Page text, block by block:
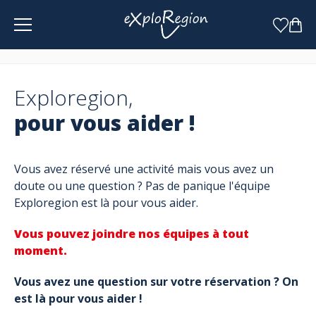
Panneau de gestion des cookies
Exploregion,
pour vous aider !
Vous avez réservé une activité mais vous avez un
doute ou une question ? Pas de panique l'équipe
Exploregion est là pour vous aider.
Vous pouvez joindre nos équipes à tout
moment.
Vous avez une question sur votre réservation ? On
est là pour vous aider !